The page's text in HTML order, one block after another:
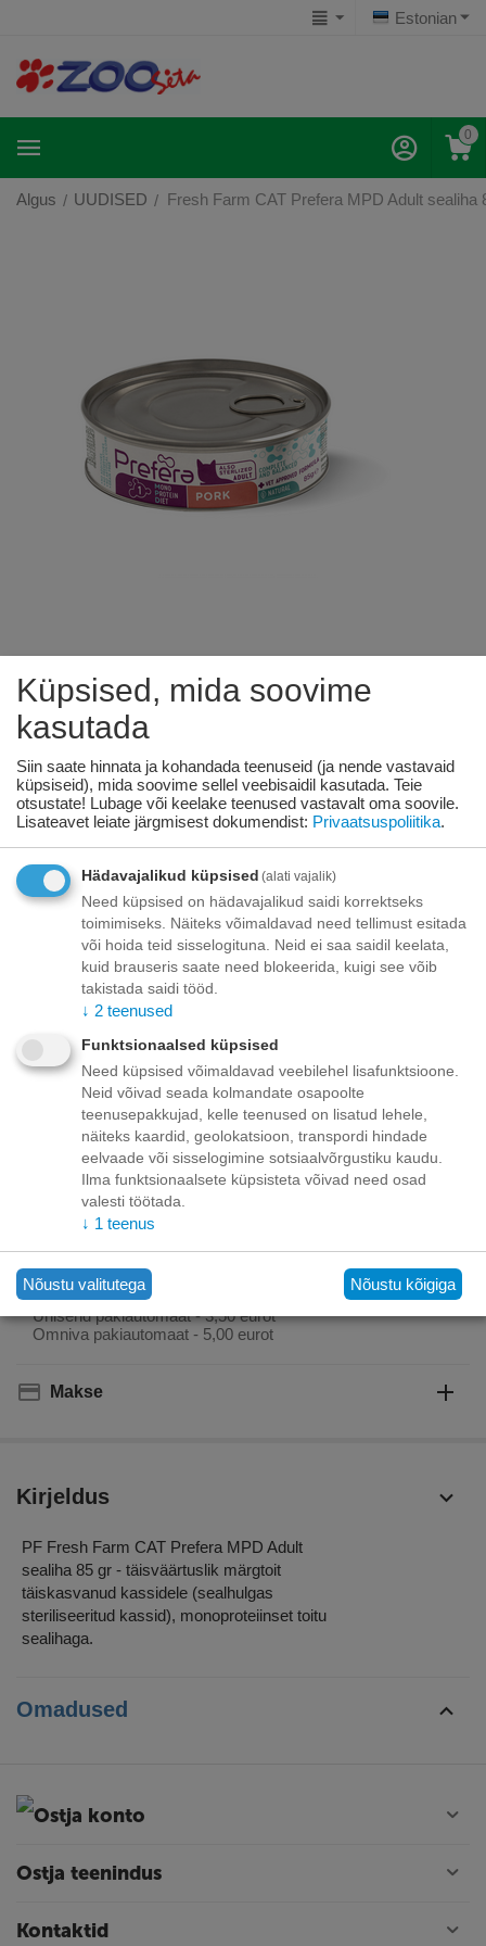
Estonian
0
Algus / UUDISED / Fresh Farm CAT Prefera MPD Adult
KODS: HYP17P
Fresh Farm CAT Prefera MPD Adult
sealiha 85gr - täiskasvanud kassidele
(ka steriliseeritud), ühe proteiiniga toit
sealihaga.
Saadavus:
09/08/2026
+ Korvis
Lisage sooviloendisse Esita küsimus
Kohaletoimetamine
Saatmiskulud kuni 69,99 eurot:
Venipaki kullerteenus – 10.00 EUR
Unisend pakiautomaat - 3,50 eurot
Omniva pakiautomaat - 5,00 eurot
Makse
Kirjeldus
PF Fresh Farm CAT Prefera MPD Adult
sealiha 85 gr - täisväärtuslik märgtoit
täiskasvanud kassidele (sealhulgas
steriliseeritud kassid), monoproteiinset toitu
sealihaga.
Omadused
Ostja konto
Ostja teenindus
Kontaktid
Küpsised, mida soovime
kasutada
Siin saate hinnata ja kohandada teenuseid (ja nende vastavaid
küpsiseid), mida soovime sellel veebisaidil kasutada. Teie
otsustate! Lubage või keelake teenused vastavalt oma soovile.
Lisateavet leiate järgmisest dokumendist: Privaatsuspoliitika.
Hädavajalikud küpsised (alati vajalik)
Need küpsised on hädavajalikud saidi korrektseks
toimimiseks. Näiteks võimaldavad need tellimust esitada
või hoida teid sisselogituna. Neid ei saa saidil keelata,
kuid brauseris saate need blokeerida, kuigi see võib
takistada saidi tööd.
↓ 2 teenused
Funktsionaalsed küpsised
Need küpsised võimaldavad veebilehel lisafunktsioone.
Neid võivad seada kolmandate osapoolte
teenusepakkujad, kelle teenused on lisatud lehele,
näiteks kaardid, geolokatsioon, transpordi hindade
eelvaade või sisselogimine sotsiaalvõrgustiku kaudu.
Ilma funktsionaalsete küpsisteta võivad need osad
valesti töötada.
↓ 1 teenus
Nõustu valitutega Nõustu kõigiga